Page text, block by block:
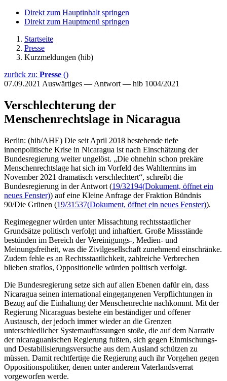
Direkt zum Hauptinhalt springen
Direkt zum Hauptmenü springen
Startseite
Presse
Kurzmeldungen (hib)
zurück zu: Presse ()
07.09.2021 Auswärtiges — Antwort — hib 1004/2021
Verschlechterung der
Menschenrechtslage in Nicaragua
Berlin: (hib/AHE) Die seit April 2018 bestehende tiefe
innenpolitische Krise in Nicaragua ist nach Einschätzung der
Bundesregierung weiter ungelöst. „Die ohnehin schon prekäre
Menschenrechtslage hat sich im Vorfeld des Wahltermins im
November 2021 dramatisch verschlechtert“, schreibt die
Bundesregierung in der Antwort (19/32194(Dokument, öffnet ein
neues Fenster)) auf eine Kleine Anfrage der Fraktion Bündnis
90/Die Grünen (19/31537(Dokument, öffnet ein neues Fenster)).
Regimegegner würden unter Missachtung rechtsstaatlicher
Grundsätze politisch verfolgt und inhaftiert. Große Missstände
bestünden im Bereich der Vereinigungs-, Medien- und
Meinungsfreiheit, was die Zivilgesellschaft zunehmend einschränke.
Zudem fehle es an Rechtsstaatlichkeit, zahlreiche Verbrechen
blieben straflos, Oppositionelle würden politisch verfolgt.
Die Bundesregierung setze sich auf allen Ebenen dafür ein, dass
Nicaragua seinen international eingegangenen Verpflichtungen in
Bezug auf die Einhaltung der Menschenrechte nachkommt. Mit der
Regierung Nicaraguas bestehe ein beständiger und offener
Austausch, der jedoch immer wieder an die Grenzen
unterschiedlicher Systemauffassungen stoße, die auf dem Narrativ
der nicaraguanischen Regierung fußten, sich gegen Einmischungs-
und Destabilisierungsversuche aus dem Ausland schützen zu
müssen. Damit rechtfertige die Regierung auch ihr Vorgehen gegen
Oppositionspolitiker, denen unter anderem Vaterlandsverrat
vorgeworfen werde.